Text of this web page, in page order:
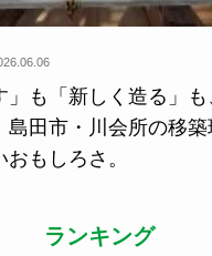
」も「新しく造る」
島田市・川会所の移
もしろさ。
ランキング